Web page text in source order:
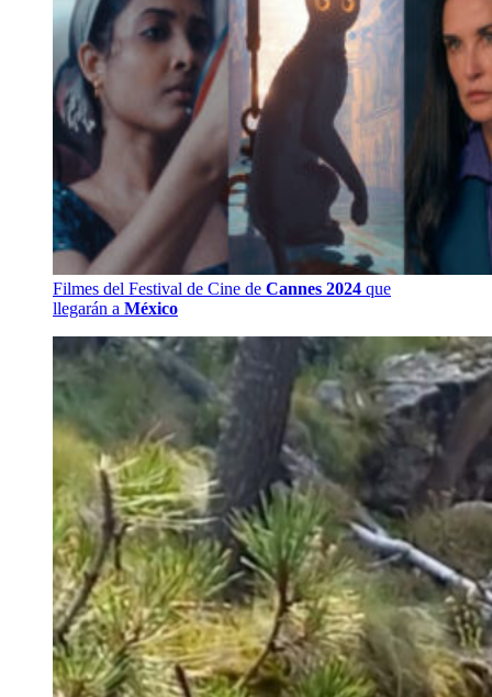
Filmes del Festival de Cine de Cannes 2024 que
llegarán a México